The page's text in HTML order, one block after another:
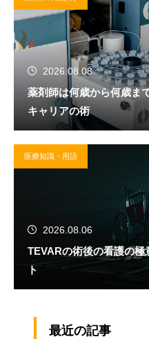
2026.08.08
薬剤師は何歳から何歳ま
キャリアの術
医療知識・用語
2026.08.06
TEVARの術後の看護の
ト
最近の記事